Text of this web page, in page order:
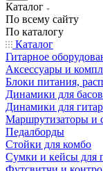
Каталог
По всему сайту
По каталогу
Каталог
Гитарное
Аксессуары и
Блоки питания,
Динамики для
Динамики для
Маршрутизаторы и
Педалборды
Стойки для комбо
Сумки и кейсы для